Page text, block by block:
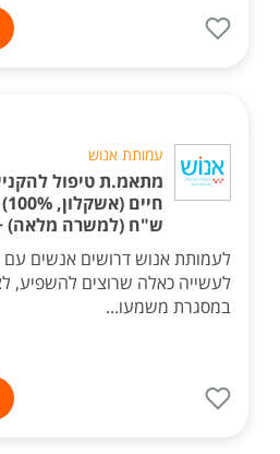
עמותת אנוש
מתאמ.ת טיפול
ש"ח (למשרה מלאה) +
לעמותת אנוש דרושים אנשים עם
לעשייה כאלה שרוצים להשפיע,
במסגרת משמעו...